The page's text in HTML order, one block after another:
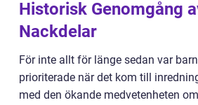
Historisk Genomgång
Nackdelar
För inte allt för länge sedan var
prioriterade när det kom till
med den ökande medvetenheten